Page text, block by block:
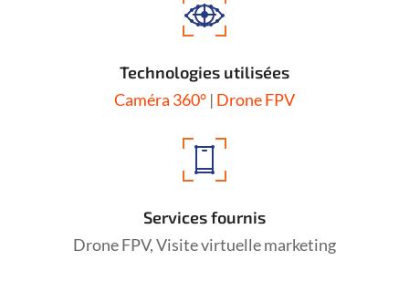
Technologies utilisées
Caméra 360°| Drone FPV
Services fournis
Drone FPV, Visite virtuelle marketing